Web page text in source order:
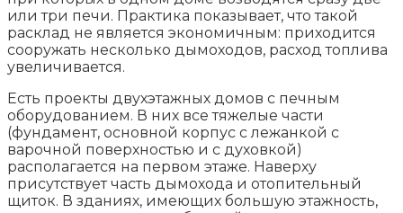
или три печи. Практика показывает, что такой
расклад не является экономичным: приходится
сооружать несколько дымоходов, расход топлива
увеличивается.
Есть проекты двухэтажных домов с печным
оборудованием. В них все тяжелые части
(фундамент, основной корпус с лежанкой с
варочной поверхностью и с духовкой)
располагается на первом этаже. Наверху
присутствует часть дымохода и отопительный
щиток. В зданиях, имеющих большую этажность,